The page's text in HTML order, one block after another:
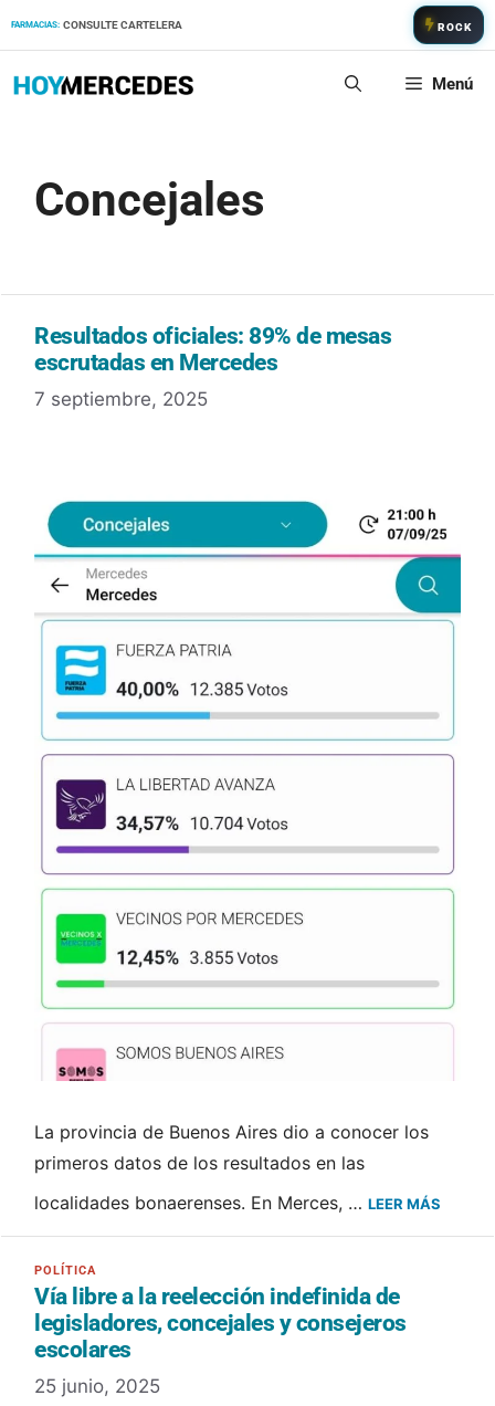
FARMACIAS: CONSULTE CARTELERA ROCK
Menú
Concejales
Resultados oficiales: 89% de mesas
escrutadas en Mercedes
7 septiembre, 2025
La provincia de Buenos Aires dio a conocer los
primeros datos de los resultados en las
localidades bonaerenses. En Merces, … LEER MÁS
Vía libre a la reelección indefinida de
legisladores, concejales y consejeros
escolares
25 junio, 2025